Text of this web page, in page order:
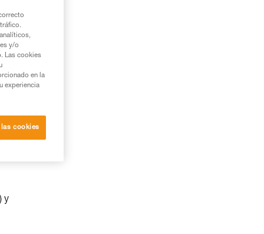
y
y/o
Las cookies
en la
experiencia
cookies